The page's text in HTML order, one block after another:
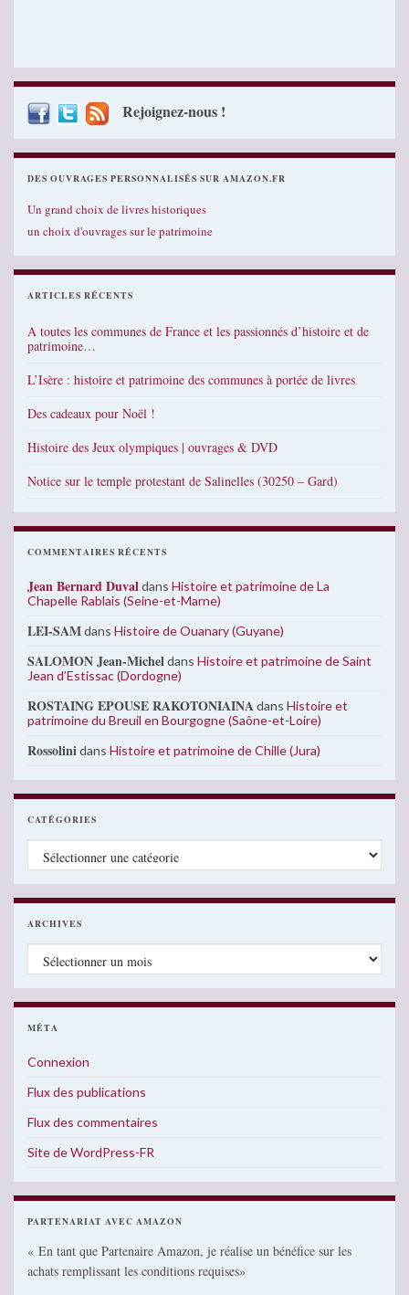
Rejoignez-nous !
DES OUVRAGES PERSONNALISÉS SUR AMAZON.FR
Un grand choix de livres historiques
un choix d'ouvrages sur le patrimoine
ARTICLES RÉCENTS
A toutes les communes de France et les passionnés d’histoire et de
patrimoine…
L’Isère : histoire et patrimoine des communes à portée de livres
Des cadeaux pour Noël !
Histoire des Jeux olympiques | ouvrages & DVD
Notice sur le temple protestant de Salinelles (30250 – Gard)
COMMENTAIRES RÉCENTS
Jean Bernard Duvaldans Histoire et patrimoine de La
Chapelle Rablais (Seine-et-Marne)
LEI-SAMdans Histoire de Ouanary (Guyane)
SALOMON Jean-Micheldans Histoire et patrimoine de Saint
Jean d’Estissac (Dordogne)
ROSTAING EPOUSE RAKOTONIAINAdans Histoire et
patrimoine du Breuil en Bourgogne (Saône-et-Loire)
Rossolinidans Histoire et patrimoine de Chille (Jura)
CATÉGORIES
Catégories
ARCHIVES
Archives
MÉTA
Connexion
Flux des publications
Flux des commentaires
Site de WordPress-FR
PARTENARIAT AVEC AMAZON
« En tant que Partenaire Amazon, je réalise un bénéfice sur les
achats remplissant les conditions requises»